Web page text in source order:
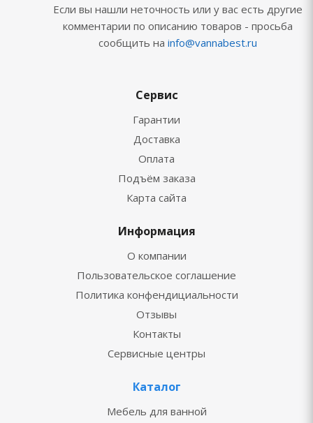
Если вы нашли неточность или у вас есть другие
комментарии по описанию товаров - просьба
сообщить на info@vannabest.ru
Сервис
Гарантии
Доставка
Оплата
Подъём заказа
Карта сайта
Информация
О компании
Пользовательское соглашение
Политика конфендициальности
Отзывы
Контакты
Сервисные центры
Каталог
Мебель для ванной